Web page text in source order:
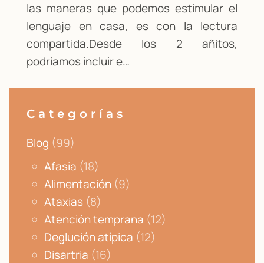
las maneras que podemos estimular el
lenguaje en casa, es con la lectura
compartida.Desde los 2 añitos,
podríamos incluir e…
Categorías
Blog (99)
Afasia (18)
Alimentación (9)
Ataxias (8)
Atención temprana (12)
Deglución atípica (12)
Disartria (16)